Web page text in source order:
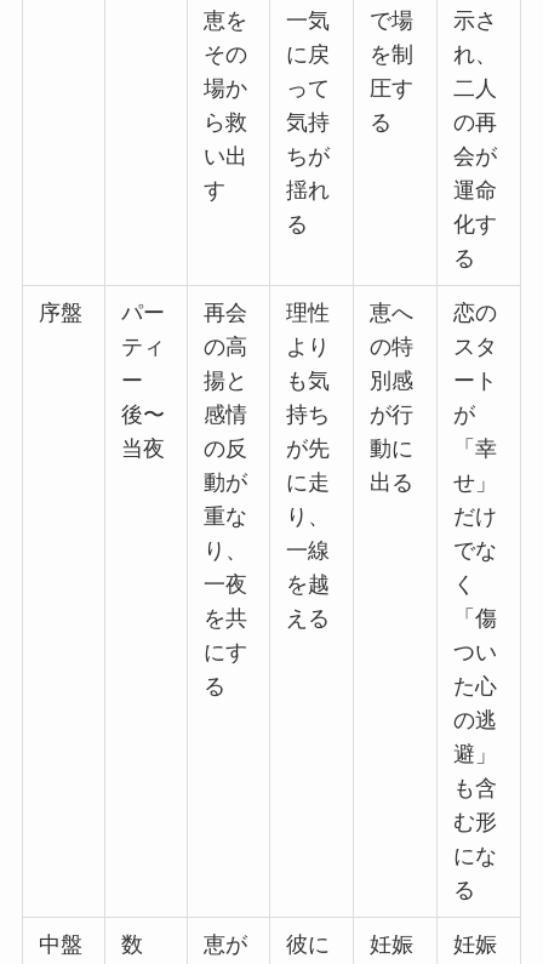
恵を
その
場か
ら救
い出
す
一気
に戻
って
気持
ちが
揺れ
る
で場
を制
圧す
る
示さ
れ、
二人
の再
会が
運命
化す
る
序盤
パー
ティ
ー
後〜
当夜
再会
の高
揚と
感情
の反
動が
重な
り、
一夜
を共
にす
る
理性
より
も気
持ち
が先
に走
り、
一線
を越
える
恵へ
の特
別感
が行
動に
出る
恋の
スタ
ート
が
「幸
せ」
だけ
でな
く
「傷
つい
た心
の逃
避」
も含
む形
にな
る
中盤
数
恵が
彼に
妊娠
妊娠